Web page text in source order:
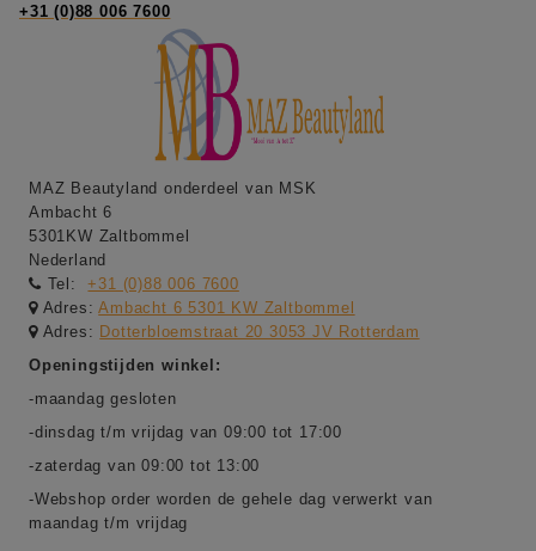
+31 (0)88 006 7600
MAZ Beautyland onderdeel van MSK
Ambacht 6
5301KW Zaltbommel
Nederland
Tel:
+31 (0)88 006 7600
Adres:Ambacht 6 5301 KW Zaltbommel
Adres: Dotterbloemstraat 20 3053 JV Rotterdam
Openingstijden winkel:
-maandag gesloten
-dinsdag t/m vrijdag van 09:00 tot 17:00
-zaterdag van 09:00 tot 13:00
-Webshop order worden de gehele dag verwerkt van
maandag t/m vrijdag